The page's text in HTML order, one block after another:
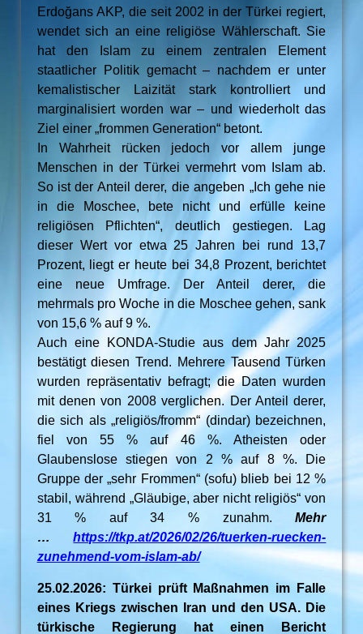
Erdoğans AKP, die seit 2002 in der Türkei regiert,
wendet sich an eine religiöse Wählerschaft. Sie
hat den Islam zu einem zentralen Element
staatlicher Politik gemacht – nachdem er unter
kemalistischer Laizität stark kontrolliert und
marginalisiert worden war – und wiederholt das
Ziel einer „frommen Generation“ betont.
In Wahrheit rücken jedoch vor allem junge
Menschen in der Türkei vermehrt vom Islam ab.
So ist der Anteil derer, die angeben „Ich gehe nie
in die Moschee, bete nicht und erfülle keine
religiösen Pflichten“, deutlich gestiegen. Lag
dieser Wert vor etwa 25 Jahren bei rund 13,7
Prozent, liegt er heute bei 34,8 Prozent, berichtet
eine neue Umfrage. Der Anteil derer, die
mehrmals pro Woche in die Moschee gehen, sank
von 15,6 % auf 9 %.
Auch eine KONDA-Studie aus dem Jahr 2025
bestätigt diesen Trend. Mehrere Tausend Türken
wurden repräsentativ befragt; die Daten wurden
mit denen von 2008 verglichen. Der Anteil derer,
die sich als „religiös/fromm“ (dindar) bezeichnen,
fiel von 55 % auf 46 %. Atheisten oder
Glaubenslose stiegen von 2 % auf 8 %. Die
Gruppe der „sehr Frommen“ (sofu) blieb bei 12 %
stabil, während „Gläubige, aber nicht religiös“ von
31 % auf 34 % zunahm.Mehr
…https://tkp.at/2026/02/26/tuerken-ruecken-
zunehmend-vom-islam-ab/
25.02.2026: Türkei prüft Maßnahmen im Falle
eines Kriegs zwischen Iran und den USA. Die
türkische Regierung hat einen Bericht